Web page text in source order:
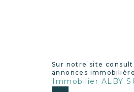
Sur notre site
annonces
Immobilier ALBY